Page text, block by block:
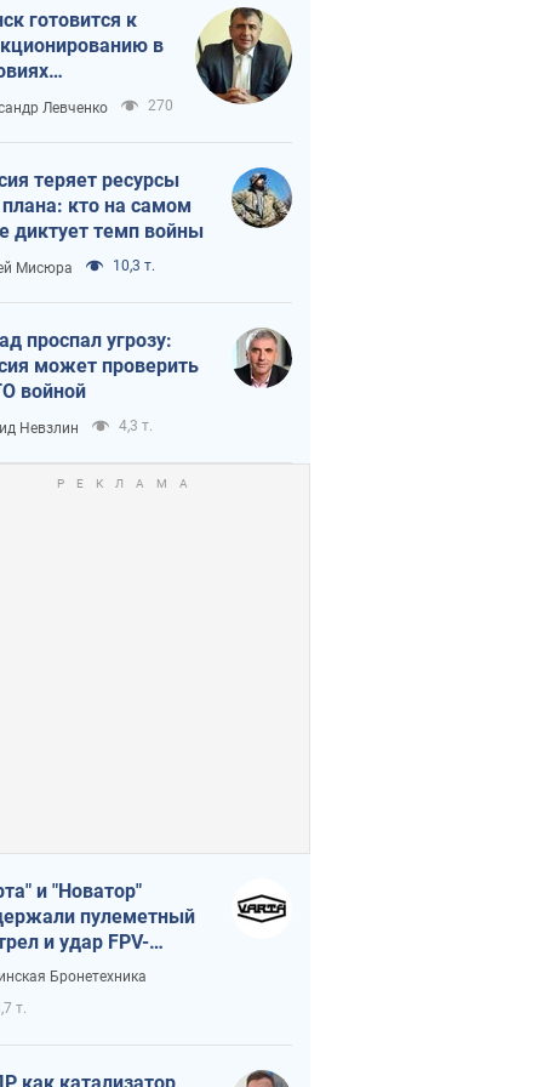
готовится к
в
кризиса
Левченко 270
теряет ресурсы
кто на самом
диктует темп войны
Мисюра 10,3 т.
проспал угрозу:
может проверить
войной
Невзлин 4,3 т.
и "Новатор"
пулеметный
и удар FPV-
сохранив жизнь
Бронетехника
т.